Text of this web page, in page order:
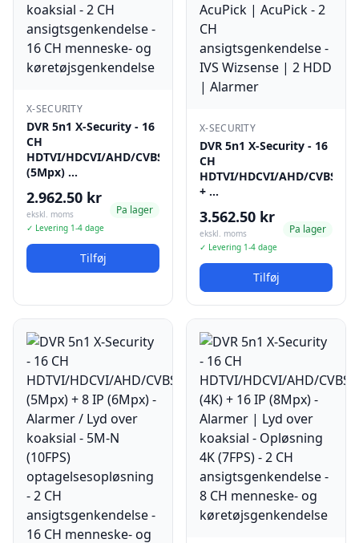
X-SECURITY
DVR 5n1 X-Security - 16
CH
HDTVI/HDCVI/AHD/CVBS
(5Mpx) …
2.962.50 kr
ekskl. moms
✓ Levering 1-4 dage
Pa lager
Tilføj
X-SECURITY
DVR 5n1 X-Security - 16
CH
HDTVI/HDCVI/AHD/CVBS
+ …
3.562.50 kr
ekskl. moms
✓ Levering 1-4 dage
Pa lager
Tilføj